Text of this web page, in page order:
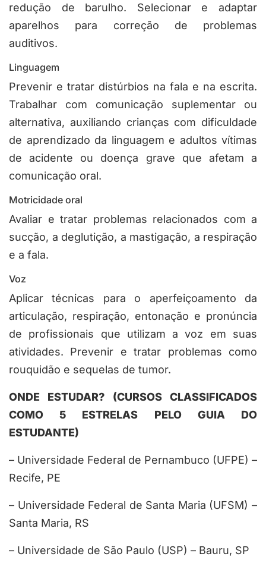
redução de barulho. Selecionar e adaptar
aparelhos para correção de problemas
auditivos.
Linguagem
Prevenir e tratar distúrbios na fala e na escrita.
Trabalhar com comunicação suplementar ou
alternativa, auxiliando crianças com dificuldade
de aprendizado da linguagem e adultos vítimas
de acidente ou doença grave que afetam a
comunicação oral.
Motricidade oral
Avaliar e tratar problemas relacionados com a
sucção, a deglutição, a mastigação, a respiração
e a fala.
Voz
Aplicar técnicas para o aperfeiçoamento da
articulação, respiração, entonação e pronúncia
de profissionais que utilizam a voz em suas
atividades. Prevenir e tratar problemas como
rouquidão e sequelas de tumor.
ONDE ESTUDAR? (CURSOS CLASSIFICADOS
COMO 5 ESTRELAS PELO GUIA DO
ESTUDANTE)
– Universidade Federal de Pernambuco (UFPE) –
Recife, PE
– Universidade Federal de Santa Maria (UFSM) –
Santa Maria, RS
– Universidade de São Paulo (USP) – Bauru, SP